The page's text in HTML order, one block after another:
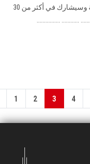
النهائية وخريجي الجامعة أكثر من 50 شركة ‏وسيشارك في أكثر من 30
............ ..............‏..
1 2 3 4